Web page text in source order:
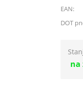
EAN:
DOT
na